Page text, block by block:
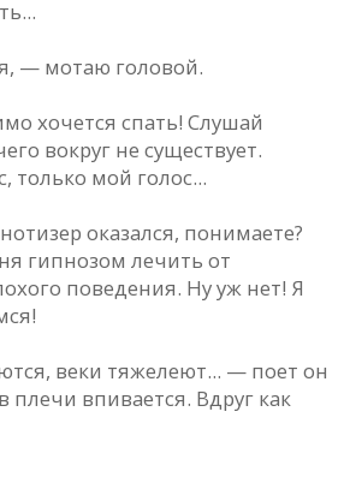
— мотаю головой.
хочется спать! Слушай
вокруг не существует.
только мой голос...
оказался, понимаете?
гипнозом лечить от
поведения. Ну уж нет! Я
веки тяжелеют... — поет он
впивается. Вдруг как